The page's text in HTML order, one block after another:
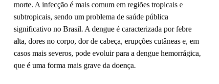
morte. A infecção é mais comum em regiões tropicais e
subtropicais, sendo um problema de saúde pública
significativo no Brasil. A dengue é caracterizada por febre
alta, dores no corpo, dor de cabeça, erupções cutâneas e, em
casos mais severos, pode evoluir para a dengue hemorrágica,
que é uma forma mais grave da doença.